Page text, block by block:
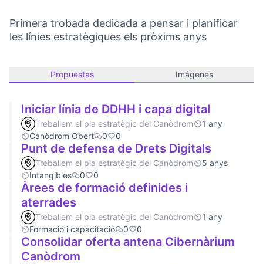
Primera trobada dedicada a pensar i planificar
les línies estratègiques els pròxims anys
Propuestas Imágenes
Iniciar línia de DDHH i capa digital
Treballem el pla estratègic del Canòdrom
1 any
Canòdrom Obert
0 0
Punt de defensa de Drets Digitals
Treballem el pla estratègic del Canòdrom
5 anys
Intangibles
0 0
Àrees de formació definides i
aterrades
Treballem el pla estratègic del Canòdrom
1 any
Formació i capacitació
0 0
Consolidar oferta antena Cibernàrium
Canòdrom